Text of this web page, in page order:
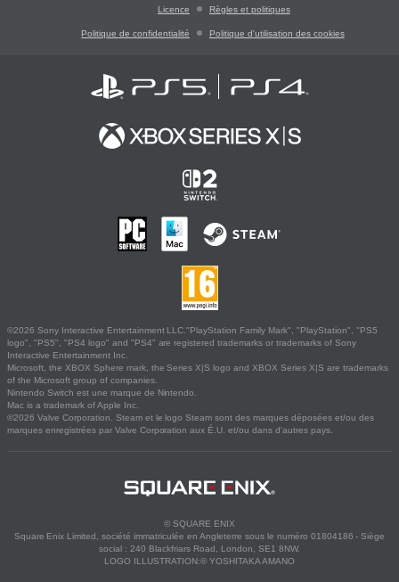
Licence Règles et politiques
Politique de confidentialité Politique d'utilisation des cookies
©2026 Sony Interactive Entertainment LLC."PlayStation Family Mark", "PlayStation", "PS5
logo", "PS5", "PS4 logo" and "PS4" are registered trademarks or trademarks of Sony
Interactive Entertainment Inc.
Microsoft, the XBOX Sphere mark, the Series X|S logo and XBOX Series X|S are trademarks
of the Microsoft group of companies.
Nintendo Switch est une marque de Nintendo.
Mac is a trademark of Apple Inc.
©2026 Valve Corporation. Steam et le logo Steam sont des marques déposées et/ou des
marques enregistrées par Valve Corporation aux É.U. et/ou dans d'autres pays.
© SQUARE ENIX
Square Enix Limited, société immatriculée en Angleterre sous le numéro 01804186 - Siège
social : 240 Blackfriars Road, London, SE1 8NW.
LOGO ILLUSTRATION:© YOSHITAKA AMANO